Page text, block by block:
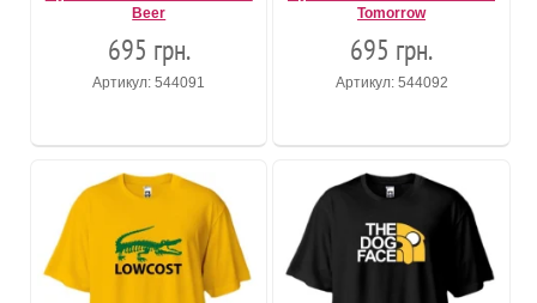
Beer
695 грн.
Артикул: 544091
Tomorrow
695 грн.
Артикул: 544092